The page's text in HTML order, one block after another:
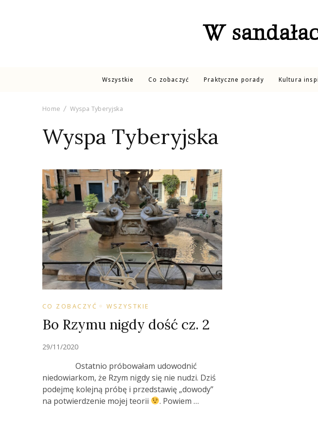
W
Wszystkie Co zobaczyć Praktyczne porady Kultura
Home Wyspa Tyberyjska
Wyspa Tyberyjska
CO ZOBACZYĆ WSZYSTKIE
Bo Rzymu nigdy dość cz. 2
29/11/2020
Ostatnio próbowałam udowodnić
niedowiarkom, że Rzym nigdy się nie nudzi. Dziś
podejmę kolejną próbę i przedstawię „dowody”
na potwierdzenie mojej teorii
. Powiem …